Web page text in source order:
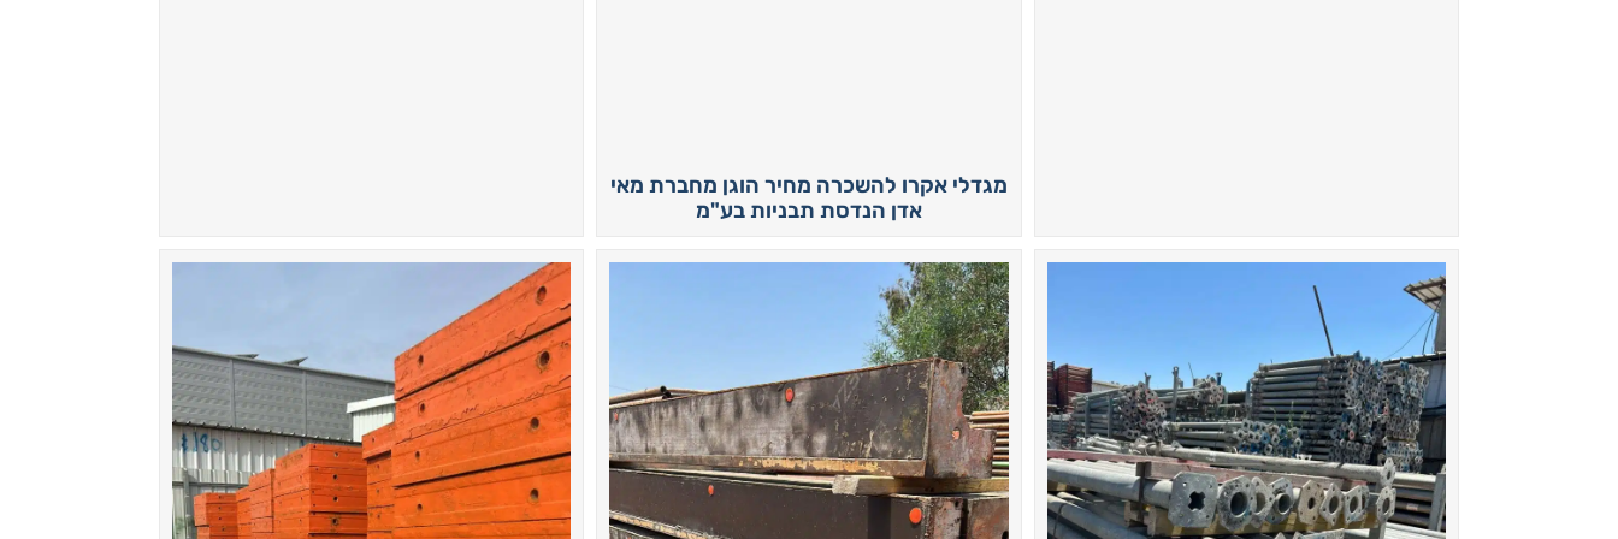
מגדלי אקרו להשכרה מחיר הוגן מחברת מאי
אדן הנדסת תבניות בע"מ